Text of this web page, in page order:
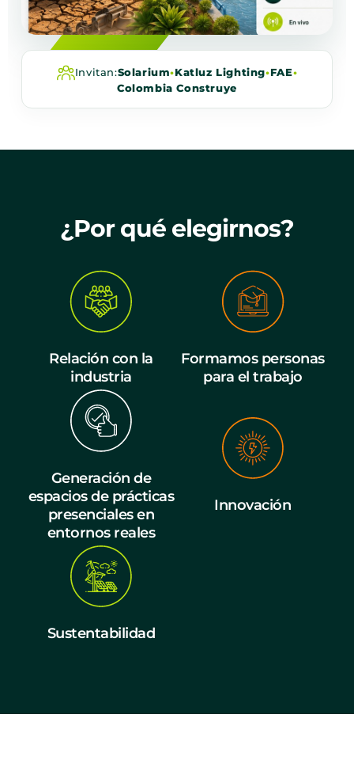
Invitan:Solarium•Katluz Lighting•FAE•
Colombia Construye
¿Por qué elegirnos?
Relación con la
industria
Formamos personas
para el trabajo
Generación de
espacios de prácticas
presenciales en
entornos reales
Innovación
Sustentabilidad